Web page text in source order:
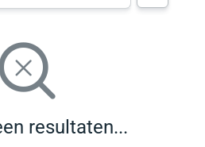
resultaten...